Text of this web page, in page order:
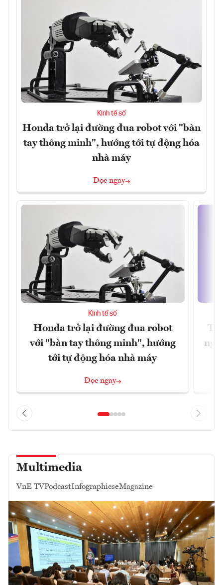
Kinh tế số
Honda trở lại đường đua robot với "bàn
tay thông minh", hướng tới tự động hóa
nhà máy
Đọc ngay
Kinh tế số
Honda trở lại đường đua robot
với "bàn tay thông minh", hướng
tới tự động hóa nhà máy
Đọc ngay
Multimedia
VnE TVPodcastInfographicseMagazine